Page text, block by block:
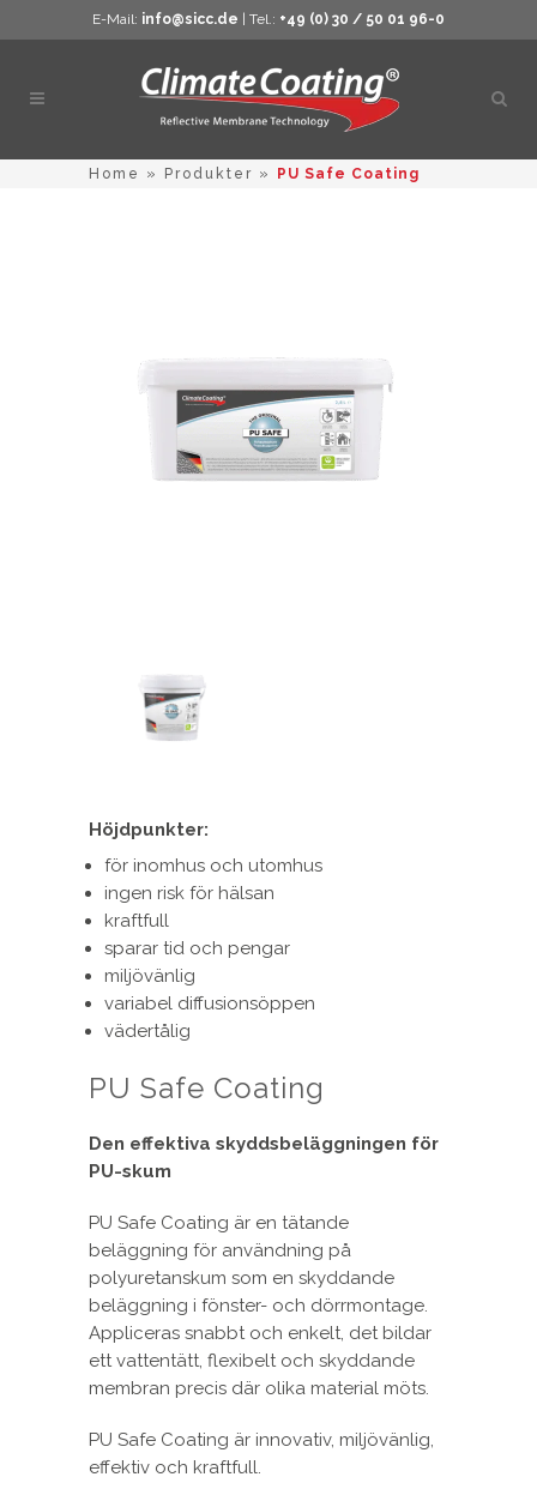
E-Mail: info@sicc.de | Tel.: +49 (0) 30 / 50 01 96-0
Home » Produkter » PU Safe Coating
Höjdpunkter:
för inomhus och utomhus
ingen risk för hälsan
kraftfull
sparar tid och pengar
miljövänlig
variabel diffusionsöppen
vädertålig
PU Safe Coating
Den effektiva skyddsbeläggningen för
PU-skum
PU Safe Coating är en tätande
beläggning för användning på
polyuretanskum som en skyddande
beläggning i fönster- och dörrmontage.
Appliceras snabbt och enkelt, det bildar
ett vattentätt, flexibelt och skyddande
membran precis där olika material möts.
PU Safe Coating är innovativ, miljövänlig,
effektiv och kraftfull.